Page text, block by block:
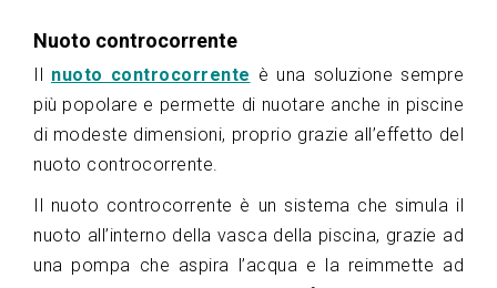
Nuoto controcorrente
Il nuoto controcorrente è una soluzione sempre
più popolare e permette di nuotare anche in piscine
di modeste dimensioni, proprio grazie all’effetto del
nuoto controcorrente.
Il nuoto controcorrente è un sistema che simula il
nuoto all’interno della vasca della piscina, grazie ad
una pompa che aspira l’acqua e la reimmette ad